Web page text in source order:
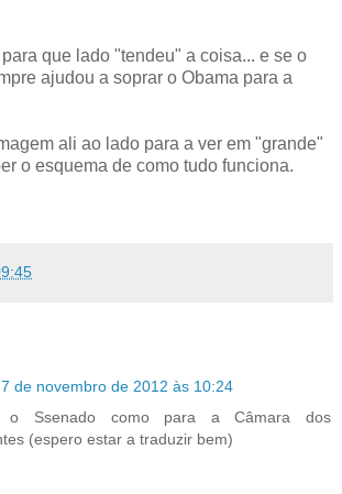
que lado "tendeu" a coisa... e se o
ajudou a soprar o Obama para a
ali ao lado para a ver em "grande"
o esquema de como tudo funciona.
7 de novembro de 2012 às 10:24
o Ssenado como para a Câmara dos
(espero estar a traduzir bem)